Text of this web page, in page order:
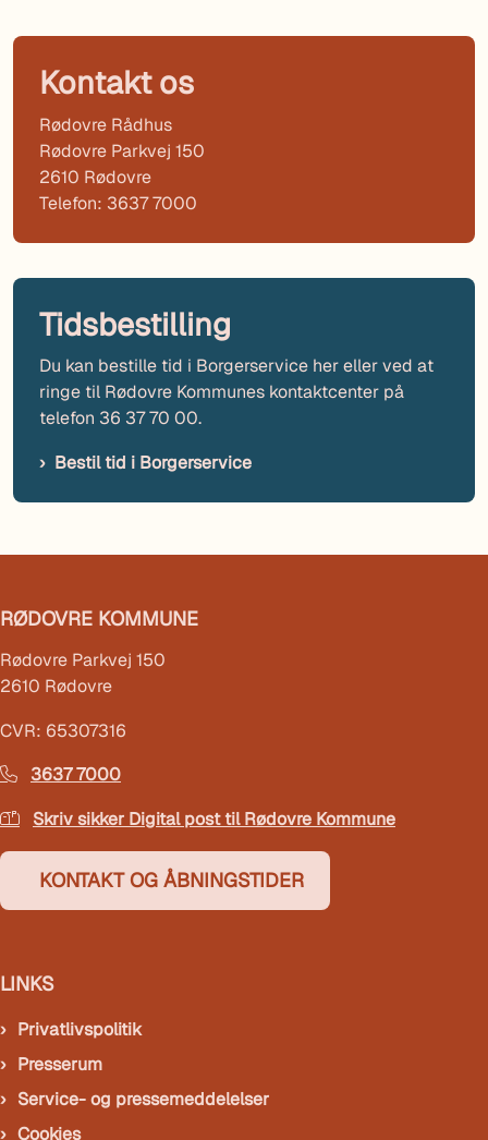
Kontakt os
Rødovre Rådhus
Rødovre Parkvej 150
2610 Rødovre
Telefon: 3637 7000
Tidsbestilling
Du kan bestille tid i Borgerservice her eller ved at
ringe til Rødovre Kommunes kontaktcenter på
telefon 36 37 70 00.
Bestil tid i Borgerservice
RØDOVRE KOMMUNE
Rødovre Parkvej 150
2610 Rødovre
CVR: 65307316
3637 7000
Skriv sikker Digital post til Rødovre Kommune
KONTAKT OG ÅBNINGSTIDER
LINKS
Privatlivspolitik
Presserum
Service- og pressemeddelelser
Cookies